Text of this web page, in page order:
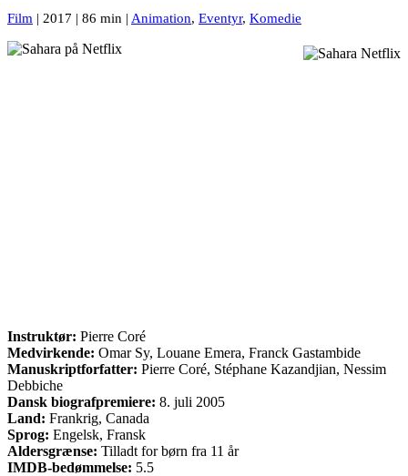
Film | 2017 | 86 min | Animation, Eventyr, Komedie
Instruktør: Pierre Coré
Medvirkende: Omar Sy, Louane Emera, Franck Gastambide
Manuskriptforfatter: Pierre Coré, Stéphane Kazandjian, Nessim
Debbiche
Dansk biografpremiere: 8. juli 2005
Land: Frankrig, Canada
Sprog: Engelsk, Fransk
Aldersgrænse: Tilladt for børn fra 11 år
IMDB-bedømmelse: 5.5